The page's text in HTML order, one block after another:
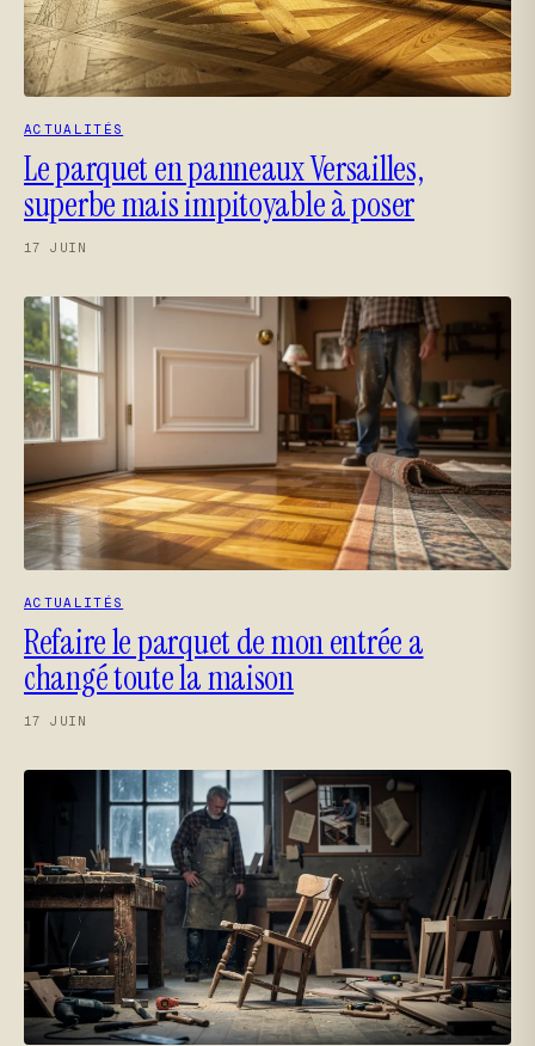
ACTUALITÉS
Le parquet en panneaux Versailles,
superbe mais impitoyable à poser
17 JUIN
ACTUALITÉS
Refaire le parquet de mon entrée a
changé toute la maison
17 JUIN